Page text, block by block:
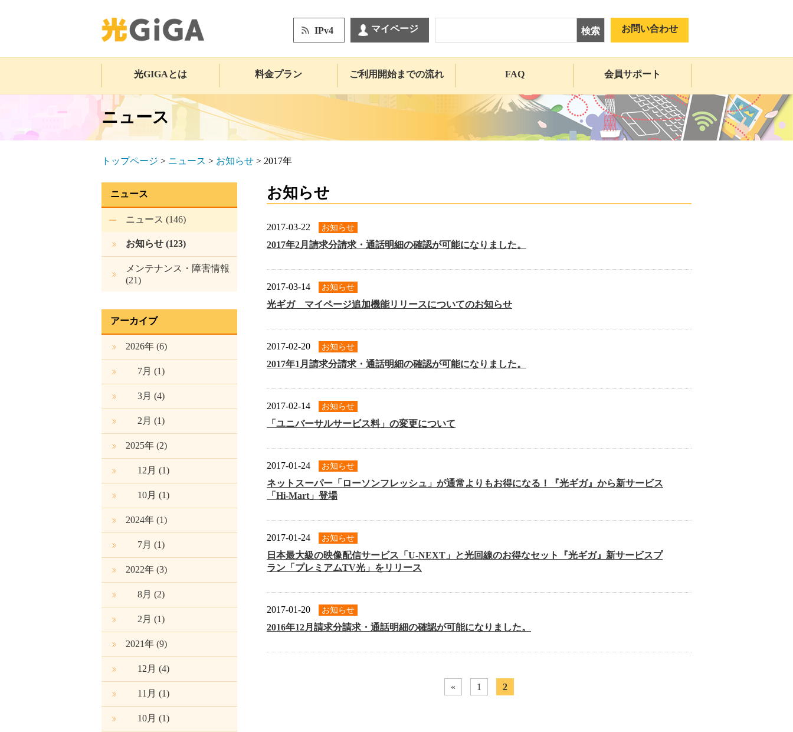
IPv4 マイページ 検索 お問い合わせ
光GIGAとは 料金プラン ご利用開始までの流れ FAQ 会員サポート
ニュース
トップページ > ニュース > お知らせ > 2017年
お知らせ
2017-03-22 お知らせ
2017年2月請求分請求・通話明細の確認が可能になりました。
2017-03-14 お知らせ
光ギガ マイページ追加機能リリースについてのお知らせ
2017-02-20 お知らせ
2017年1月請求分請求・通話明細の確認が可能になりました。
2017-02-14 お知らせ
「ユニバーサルサービス料」の変更について
2017-01-24 お知らせ
ネットスーパー「ローソンフレッシュ」が通常よりもお得になる！『光ギガ』から新サービス
「Hi-Mart」登場
2017-01-24 お知らせ
日本最大級の映像配信サービス「U-NEXT」と光回線のお得なセット『光ギガ』新サービスプ
ラン「プレミアムTV光」をリリース
2017-01-20 お知らせ
2016年12月請求分請求・通話明細の確認が可能になりました。
« 1 2
ニュース
ニュース (146)
お知らせ (123)
メンテナンス・障害情報
(21)
アーカイブ
2026年 (6)
7月 (1)
3月 (4)
2月 (1)
2025年 (2)
12月 (1)
10月 (1)
2024年 (1)
7月 (1)
2022年 (3)
8月 (2)
2月 (1)
2021年 (9)
12月 (4)
11月 (1)
10月 (1)